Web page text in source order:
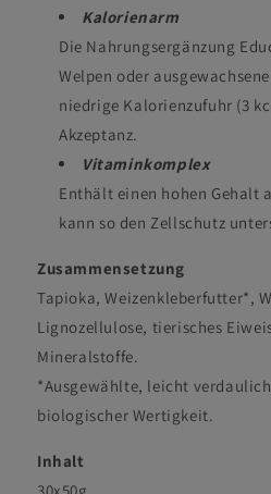
Kalorienarm
Die Nahrungsergänzung
Welpen oder
niedrige Kalorienzufuhr (3
Akzeptanz.
Vitaminkomplex
Enthält einen hohen Gehalt
kann so den Zellschutz
Zusammensetzung
Tapioka, Weizenkleberfutter*,
Lignozellulose, tierisches
Mineralstoffe.
*Ausgewählte, leicht
biologischer Wertigkeit.
Inhalt